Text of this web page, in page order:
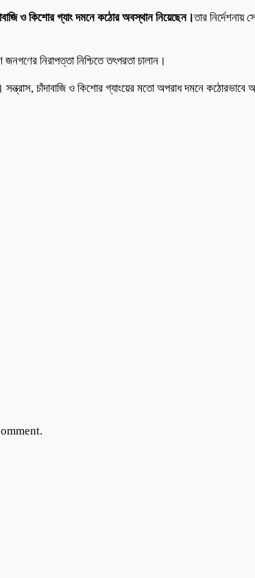
ও কিশোর গ্যাং দমনে কঠোর অবস্থান নিয়েছেন।তার
নিরাপত্তা নিশ্চিতে তৎপরতা চালান।
চাঁদাবাজি ও কিশোর গ্যাংয়ের মতো অপরাধ দমনে কঠোরভাবে